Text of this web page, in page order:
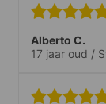
Alberto C.
17 jaar oud /